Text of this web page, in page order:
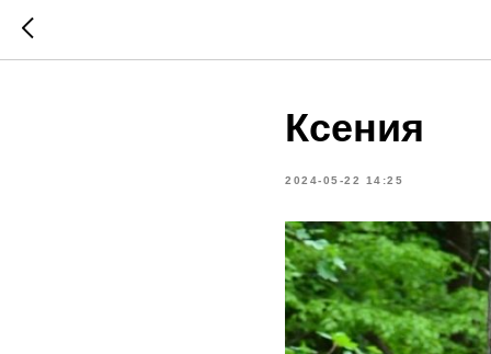
Ксения
2024-05-22 14:25